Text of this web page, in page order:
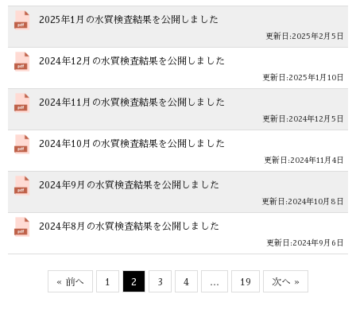
2025年1月の水質検査結果を公開しました
2025年2月5日
2024年12月の水質検査結果を公開しました
2025年1月10日
2024年11月の水質検査結果を公開しました
2024年12月5日
2024年10月の水質検査結果を公開しました
2024年11月4日
2024年9月の水質検査結果を公開しました
2024年10月8日
2024年8月の水質検査結果を公開しました
2024年9月6日
« 前へ 1 2 3 4 … 19 次へ »